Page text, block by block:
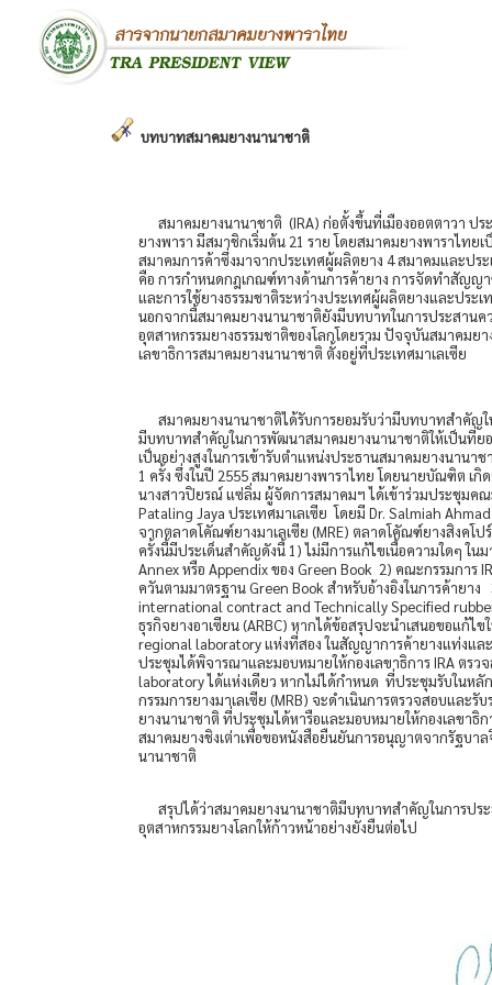
บทบาทสมาคมยางนานาชาติ
สมาคมยางนานาชาติ (IRA) ก่อตั้งขึ้นที่เมืองออตตาวา ปร
ยางพารา มีสมาชิกเริ่มต้น 21 ราย โดยสมาคมยางพาราไทย
สมาคมการค้าซึ่งมาจากประเทศผู้ผลิตยาง 4 สมาคมและปร
คือ การกำหนดกฎเกณฑ์ทางด้านการค้ายาง การจัดทำสัญญ
และการใช้ยางธรรมชาติระหว่างประเทศผู้ผลิตยางและปร
นอกจากนี้สมาคมยางนานาชาติยังมีบทบาทในการประสาน
อุตสาหกรรมยางธรรมชาติของโลกโดยรวม ปัจจุบันสมาคมย
เลขาธิการสมาคมยางนานาชาติ ตั้งอยู่ที่ประเทศมาเลเซีย
สมาคมยางนานาชาติได้รับการยอมรับว่ามีบทบาทสำคัญใน
มีบทบาทสำคัญในการพัฒนาสมาคมยางนานาชาติให้เป็นที่ย
เป็นอย่างสูงในการเข้ารับตำแหน่งประธานสมาคมยางนาน
1 ครั้ง ซึ่งในปี 2555 สมาคมยางพาราไทย โดยนายบัณฑิต เ
นางสาวปิยรณ์ แซ่ลิ่ม ผู้จัดการสมาคมฯ ได้เข้าร่วมประชุมค
Pataling Jaya ประเทศมาเลเซีย โดยมี Dr. Salmiah
จากตลาดโคัณฑ์ยางมาเลเซีย (MRE) ตลาดโคัณฑ์ยางสิงคโป
ครั้งนี้มีประเด็นสำคัญดังนี้ 1) ไม่มีการแก้ไขเนื้อความใดๆ ใน
Annex หรือ Appendix ของ Green Book 2) คณะกรรมการ
ควันตามมาตรฐาน Green Book สำหรับอ้างอิงในการค้าย
international contract and Technically Specified
ธุรกิจยางอาเซียน (ARBC) หากได้ข้อสรุปจะนำเสนอขอแก้
regional laboratory แห่งที่สอง ในสัญญาการค้ายางแท่งแ
ประชุมได้พิจารณาและมอบหมายให้กองเลขาธิการ IRA ตร
laboratory ได้แห่งเดียว หากไม่ได้กำหนด ที่ประชุมรับในห
กรรมการยางมาเลเซีย (MRB) จะดำเนินการตรวจสอบแล
ยางนานาชาติ ที่ประชุมได้หารือและมอบหมายให้กองเลขาธิ
สมาคมยางชิงเต่าเพื่อขอหนังสือยืนยันการอนุญาตจากรัฐบา
นานาชาติ
สรุปได้ว่าสมาคมยางนานาชาติมีบทบาทสำคัญในการประ
อุตสาหกรรมยางโลกให้ก้าวหน้าอย่างยั่งยืนต่อไป